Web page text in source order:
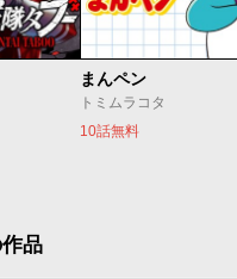
まんペン
トミムラコタ
10話無料
品